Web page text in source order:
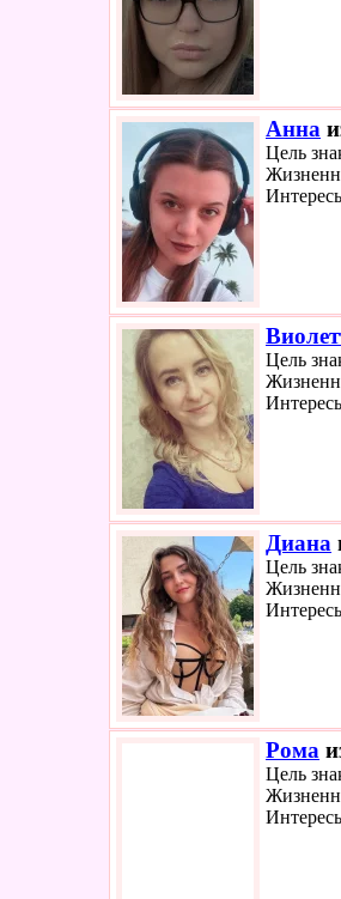
Анна
Цель
Цель
Диана
Цель
Рома
Цель